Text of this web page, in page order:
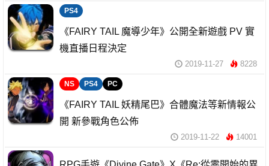
PS4
《FAIRY TAIL 魔導少年》公開全新遊戲 PV 實
機直播日程決定
2019-11-27 8228
NS PS4 PC
《FAIRY TAIL 妖精尾巴》合體魔法等新情報公
開 新參戰角色公佈
2019-11-22 14001